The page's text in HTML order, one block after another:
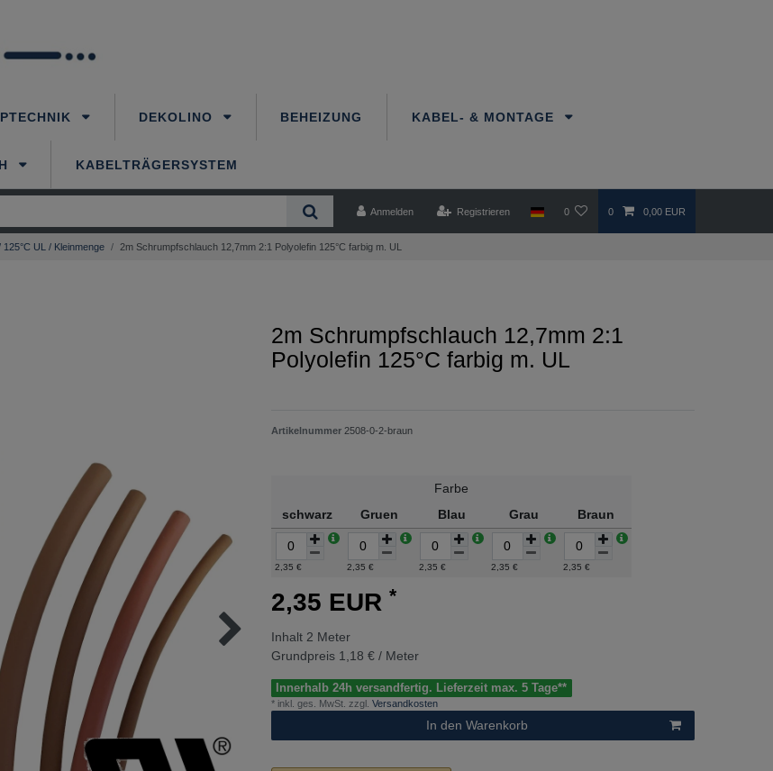
DEKOLINO BEHEIZUNG KABEL- & MONTAGE
KABELTRÄGERSYSTEM
Anmelden Registrieren 0 0 0,00 EUR
125°C UL / Kleinmenge 2m Schrumpfschlauch 12,7mm 2:1 Polyolefin 125°C farbig m. UL
2m Schrumpfschlauch 12,7mm 2:1
Polyolefin 125°C farbig m. UL
Artikelnummer 2508-0-2-braun
Farbe
schwarz
Gruen Blau Grau Braun
2,35 € 2,35 € 2,35 € 2,35 € 2,35 €
2,35 EUR *
Inhalt 2 Meter
Grundpreis 1,18 € / Meter
Innerhalb 24h versandfertig. Lieferzeit max. 5 Tage**
* inkl. ges. MwSt. zzgl. Versandkosten
In den Warenkorb